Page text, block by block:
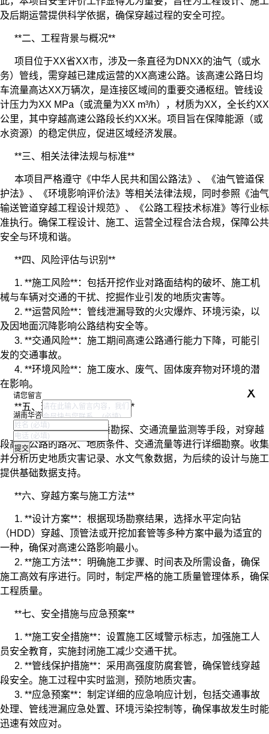
及后期运营提供科学依据，确保穿越过程的安全可控。
**二、工程背景与概况**
项目位于XX省XX市，涉及一条直径为DNXX的油气（或水
务）管线，需穿越已建成运营的XX高速公路。该高速公路日均
车流量高达XX万辆次，是连接区域间的重要交通枢纽。管线设
计压力为XX MPa（或流量为XX m³/h），材质为XX，全长约XX
公里，其中穿越高速公路段长约XX米。项目旨在保障能源（或
水资源）的稳定供应，促进区域经济发展。
**三、相关法律法规与标准**
本项目严格遵守《中华人民共和国公路法》、《油气管道保
护法》、《环境影响评价法》等相关法律法规，同时参照《油气
输送管道穿越工程设计规范》、《公路工程技术标准》等行业标
准执行。确保工程设计、施工、运营全过程合法合规，保障公共
安全与环境和谐。
**四、风险评估与识别**
1. **施工风险**：包括开挖作业对路面结构的破坏、施工机
械与车辆对交通的干扰、挖掘作业引发的地质灾害等。
2. **运营风险**：管线泄漏导致的火灾爆炸、环境污染，以
及因地面沉降影响公路结构安全等。
3. **交通风险**：施工期间高速公路通行能力下降，可能引
发的交通事故。
4. **环境风险**：施工废水、废气、固体废弃物对环境的潜
在影响。
**五、现场勘察与数据分析**
通过无人机航拍、地质勘探、交通流量监测等手段，对穿越
段高速公路的路况、地质条件、交通流量等进行详细勘察。收集
并分析历史地质灾害记录、水文气象数据，为后续的设计与施工
提供基础数据支持。
**六、穿越方案与施工方法**
1. **设计方案**：根据现场勘察结果，选择水平定向钻
（HDD）穿越、顶管法或开挖加套管等多种方案中最为适宜的
一种，确保对高速公路影响最小。
2. **施工方法**：明确施工步骤、时间表及所需设备，确保
施工高效有序进行。同时，制定严格的施工质量管理体系，确保
工程质量。
**七、安全措施与应急预案**
1. **施工安全措施**：设置施工区域警示标志，加强施工人
员安全教育，实施封闭施工减少交通干扰。
2. **管线保护措施**：采用高强度防腐套管，确保管线穿越
段安全。施工过程中实时监测，预防地质灾害。
3. **应急预案**：制定详细的应急响应计划，包括交通事故
处理、管线泄漏应急处置、环境污染控制等，确保事故发生时能
迅速有效应对。
请您留言 x
湖南华咨